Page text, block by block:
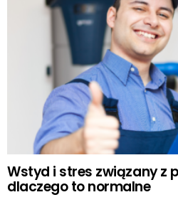
Wstyd i stres związany z
dlaczego to normalne